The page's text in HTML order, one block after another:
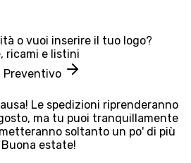
o vuoi inserire il tuo logo?
ricami e listini
Preventivo
Le spedizioni riprenderanno
ma tu puoi tranquillamente
soltanto un po' di più
estate!